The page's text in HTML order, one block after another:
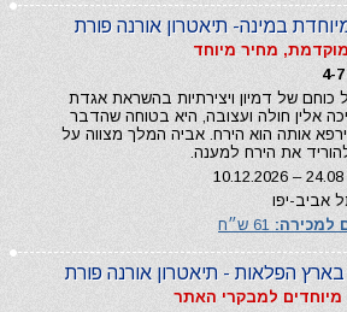
במינה- תיאטרון אורנה פורת
מחיר מיוחד
כוחם של דמיון ויצירתיות בהשראת אגדת
אלין חולה ועצובה, היא בטוחה שהדבר
אותה הוא הירח. אביה המלך מצווה על
את הירח למענה.
אביב-יפו
למכירה:
הפלאות - תיאטרון אורנה פורת
מיוחדים למבקרי האתר